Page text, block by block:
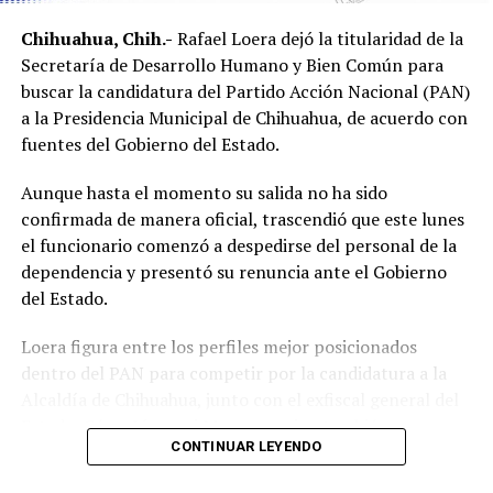
Chihuahua, Chih.- Rafael Loera dejó la titularidad de la
Secretaría de Desarrollo Humano y Bien Común para
buscar la candidatura del Partido Acción Nacional (PAN)
a la Presidencia Municipal de Chihuahua, de acuerdo con
fuentes del Gobierno del Estado.
Aunque hasta el momento su salida no ha sido
confirmada de manera oficial, trascendió que este lunes
el funcionario comenzó a despedirse del personal de la
dependencia y presentó su renuncia ante el Gobierno
del Estado.
Loera figura entre los perfiles mejor posicionados
dentro del PAN para competir por la candidatura a la
Estado, César Jáuregui Moreno, quien también aparece
como uno de los principales aspirantes.
CONTINUAR LEYENDO